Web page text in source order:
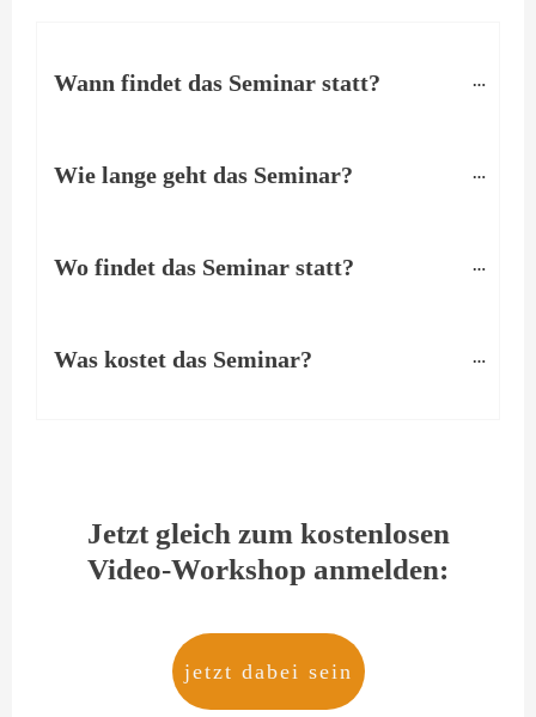
Wann findet das Seminar statt?
Wie lange geht das Seminar?
Wo findet das Seminar statt?
Was kostet das Seminar?
Jetzt gleich zum kostenlosen
Video-Workshop anmelden:
jetzt dabei sein